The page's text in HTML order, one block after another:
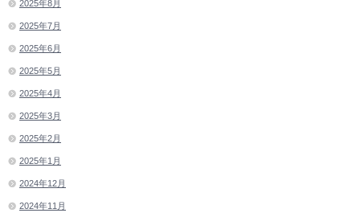
2025年8月
2025年7月
2025年6月
2025年5月
2025年4月
2025年3月
2025年2月
2025年1月
2024年12月
2024年11月